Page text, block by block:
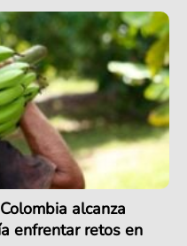
alcanza
enfrentar retos en